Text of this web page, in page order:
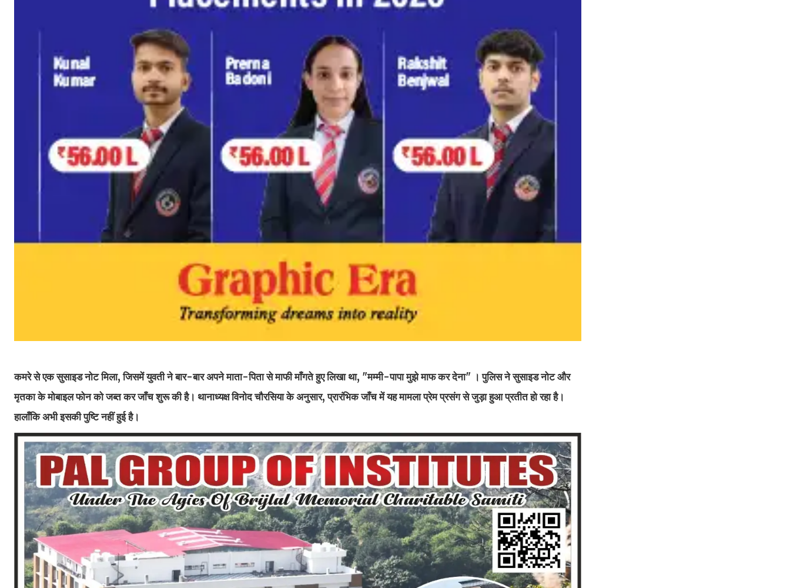
कमरे से एक सुसाइड नोट मिला, जिसमें युवती ने बार-बार अपने माता-पिता से माफी माँगते हुए लिखा था, "मम्मी-पापा मुझे माफ कर देना" । पुलिस ने सुसाइड नोट और
मृतका के मोबाइल फोन को जब्त कर जाँच शुरू की है। थानाध्यक्ष विनोद चौरसिया के अनुसार, प्रारंभिक जाँच में यह मामला प्रेम प्रसंग से जुड़ा हुआ प्रतीत हो रहा है।
हालाँकि अभी इसकी पुष्टि नहीं हुई है।